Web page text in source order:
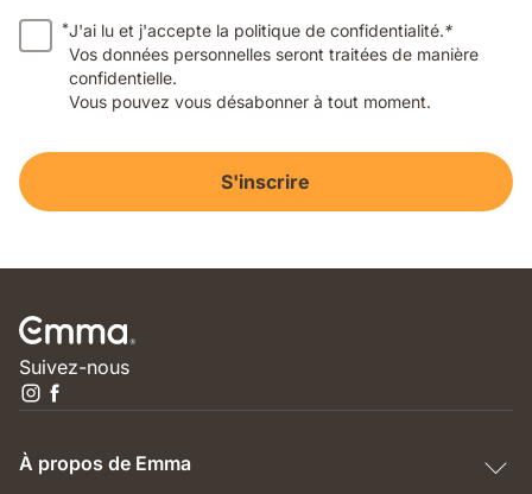
*J'ai lu et j'accepte la politique de confidentialité.*
Vos données personnelles seront traitées de manière
confidentielle.
Vous pouvez vous désabonner à tout moment.
S'inscrire
Suivez-nous
À propos de Emma